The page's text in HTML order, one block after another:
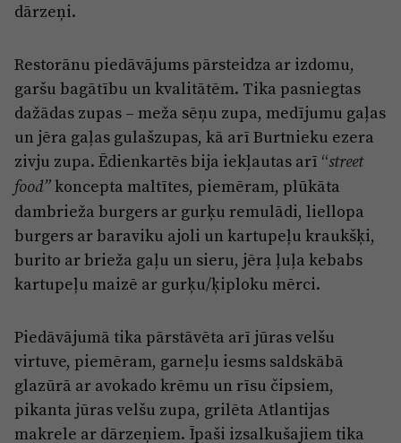
dārzeņi.
Restorānu piedāvājums pārsteidza ar izdomu,
garšu bagātību un kvalitātēm. Tika pasniegtas
dažādas zupas – meža sēņu zupa, medījumu gaļas
un jēra gaļas gulašzupas, kā arī Burtnieku ezera
zivju zupa. Ēdienkartēs bija iekļautas arī “street
food”koncepta maltītes, piemēram, plūkāta
dambrieža burgers ar gurķu remulādi, liellopa
burgers ar baraviku ajoli un kartupeļu kraukšķi,
burito ar brieža gaļu un sieru, jēra ļuļa kebabs
kartupeļu maizē ar gurķu/ķiploku mērci.
Piedāvājumā tika pārstāvēta arī jūras velšu
virtuve, piemēram, garneļu iesms saldskābā
glazūrā ar avokado krēmu un rīsu čipsiem,
pikanta jūras velšu zupa, grilēta Atlantijas
makrele ar dārzeņiem. Īpaši izsalkušajiem tika